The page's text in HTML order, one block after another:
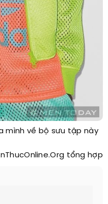
mình về bộ sưu tập này
tổng hợp